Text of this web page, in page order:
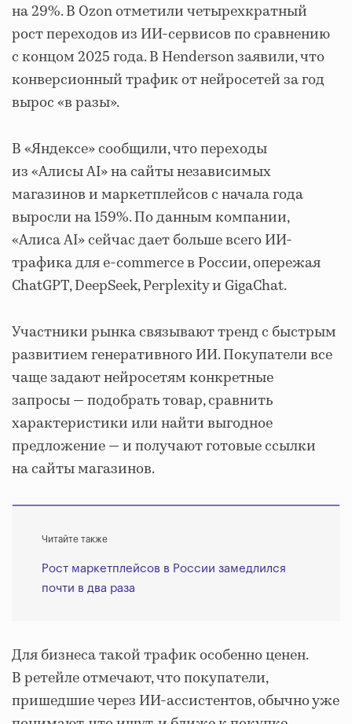
на 29%. В Ozon отметили четырехкратный
рост переходов из ИИ-сервисов по сравнению
с концом 2025 года. В Henderson заявили, что
конверсионный трафик от нейросетей за год
вырос «в разы».
В «Яндексе» сообщили, что переходы
из «Алисы AI» на сайты независимых
магазинов и маркетплейсов с начала года
выросли на 159%. По данным компании,
«Алиса AI» сейчас дает больше всего ИИ-
трафика для e-commerce в России, опережая
ChatGPT, DeepSeek, Perplexity и GigaChat.
Участники рынка связывают тренд с быстрым
развитием генеративного ИИ. Покупатели все
чаще задают нейросетям конкретные
запросы — подобрать товар, сравнить
характеристики или найти выгодное
предложение — и получают готовые ссылки
на сайты магазинов.
Читайте также
Рост маркетплейсов в России замедлился
почти в два раза
Для бизнеса такой трафик особенно ценен.
В ретейле отмечают, что покупатели,
пришедшие через ИИ-ассистентов, обычно уже